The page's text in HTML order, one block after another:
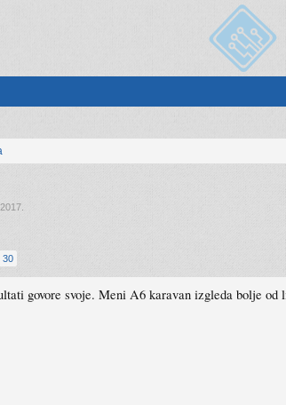
30
govore svoje. Meni A6 karavan izgleda bolje